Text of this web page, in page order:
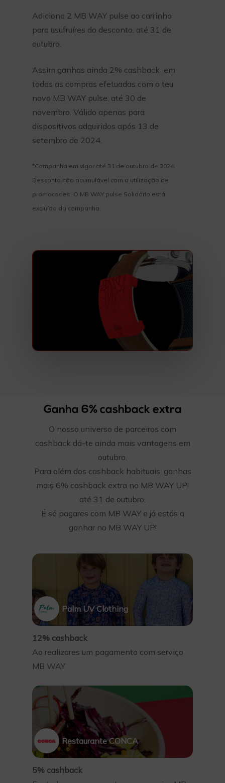
Adiciona 2 MB WAY pulse ao carrinho
para usufruíres do desconto, até 31 de
outubro.
Assim ganhas ainda 2% cashback em
todas as compras efetuadas com o teu
novo MB WAY pulse, até 30 de
novembro. Válido apenas para
dispositivos adquiridos após 13 de
setembro de 2024.
*Campanha em vigor até 31 de outubro de 2024.
Desconto não acumulável com a utilização de
promocodes. O MB WAY pulse Solidário está
excluído da campanha.
Ganha 6% cashback extra
O nosso universo de parceiros com
cashback dá-te ainda mais vantagens em
outubro.
Para além dos cashback habituais, ganhas
mais 6% cashback extra no MB WAY UP!
até 31 de outubro.
É só pagares com MB WAY e já estás a
ganhar no MB WAY UP!
Palm UV Clothing
12% cashback
Ao realizares um pagamento com serviço
MB WAY
Restaurante CONCA
5% cashback